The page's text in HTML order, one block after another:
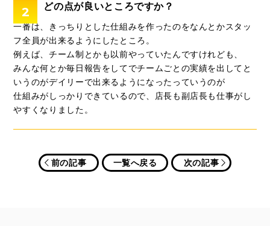
2 どの点が良いところですか？
一番は、きっちりとした仕組みを作ったのをなんとかスタッ
フ全員が出来るようにしたところ。
例えば、チーム制とかも以前やっていたんですけれども、
みんな何とか毎日報告をしてでチームごとの実績を出してと
いうのがデイリーで出来るようになったっていうのが
仕組みがしっかりできているので、店長も副店長も仕事がし
やすくなりました。
前の記事 一覧へ戻る 次の記事